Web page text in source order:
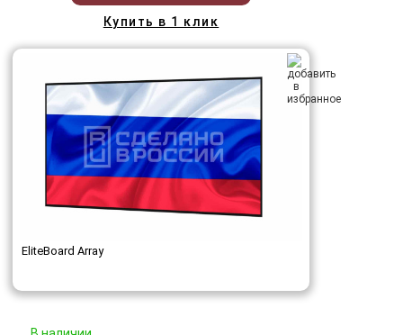
Купить в 1 клик
EliteBoard Array